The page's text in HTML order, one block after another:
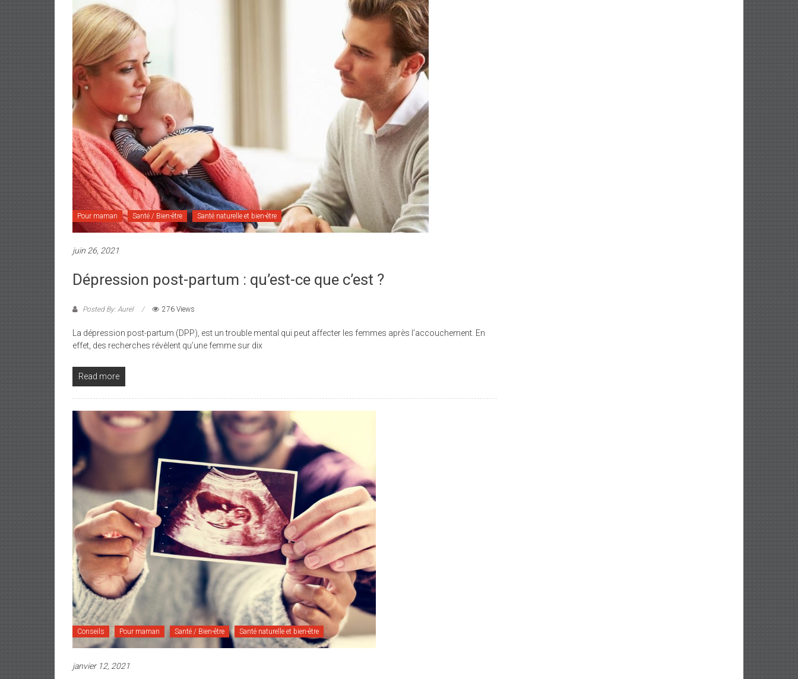
Pour maman Santé / Bien-être Santé naturelle et bien-être
juin 26, 2021
Dépression post-partum : qu’est-ce que c’est ?
Posted By: Aurel 276 Views
La dépression post-partum (DPP), est un trouble mental qui peut affecter les femmes après l’accouchement. En
effet, des recherches révèlent qu’une femme sur dix
Read more
Conseils Pour maman Santé / Bien-être Santé naturelle et bien-être
janvier 12, 2021